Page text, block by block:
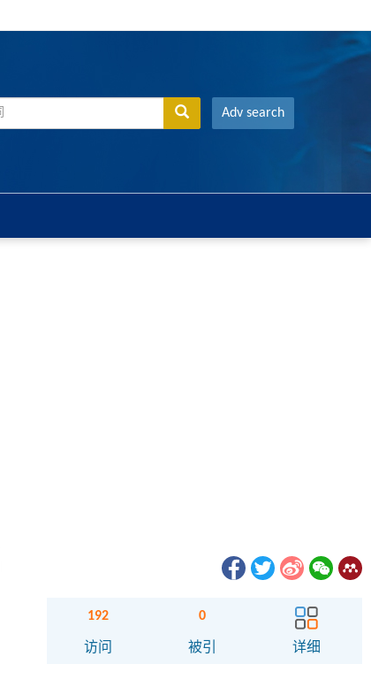
Adv search
192
访问
0
被引 详细